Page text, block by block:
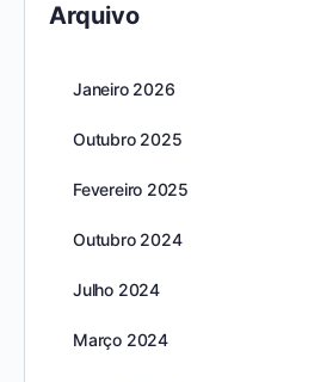
Arquivo
Janeiro 2026
Outubro 2025
Fevereiro 2025
Outubro 2024
Julho 2024
Março 2024